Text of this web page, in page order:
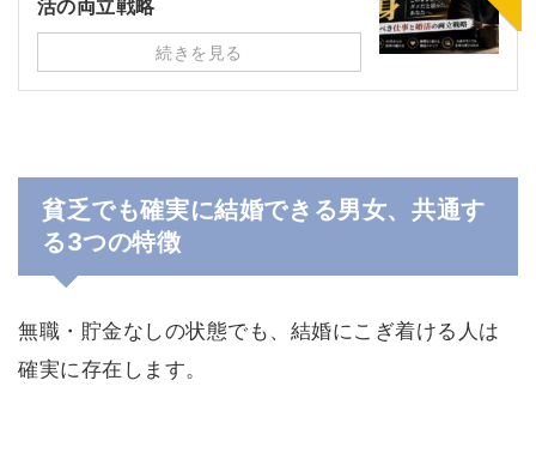
活の両立戦略
続きを見る
貧乏でも確実に結婚できる男女、共通す
る3つの特徴
無職・貯金なしの状態でも、結婚にこぎ着ける人は
確実に存在します。